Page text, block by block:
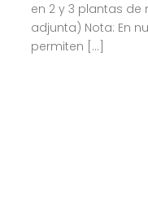
en 2 y 3 plantas de
adjunta) Nota: En
permiten […]